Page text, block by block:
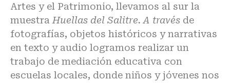
Artes y el Patrimonio, llevamos al sur la
muestra Huellas del Salitre. A través de
fotografías, objetos históricos y narrativas
en texto y audio logramos realizar un
trabajo de mediación educativa con
escuelas locales, donde niños y jóvenes nos